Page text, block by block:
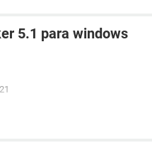
5.1 para windows